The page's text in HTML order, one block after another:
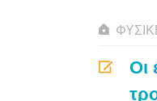
Οι